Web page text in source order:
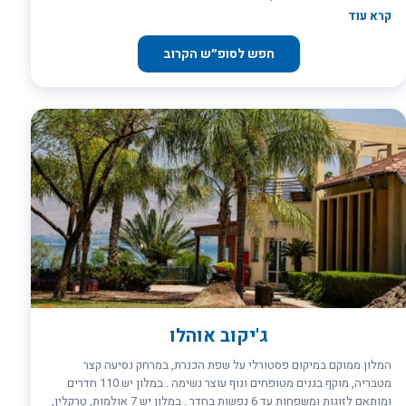
בטבריה. המלון נותן טוויסט מודרני לטבריה ההיסטורית, ישוב עתיק המכיל
טבריה במרחק קצר מאתרי טיול, טבע, היסטוריה ודת פופולריים ומהווה
נקודת פתיחה נוחה לטיולים באזור הגליל והצפון.
קרא עוד
חפש לסופ״ש הקרוב
ג'יקוב אוהלו
המלון ממוקם במיקום פסטורלי על שפת הכנרת, במרחק נסיעה קצר
מטבריה, מוקף בגנים מטופחים ונוף עוצר נשימה . במלון יש 110 חדרים
ומותאם לזוגות ומשפחות עד 6 נפשות בחדר . במלון יש 7 אולמות, טרקלין,